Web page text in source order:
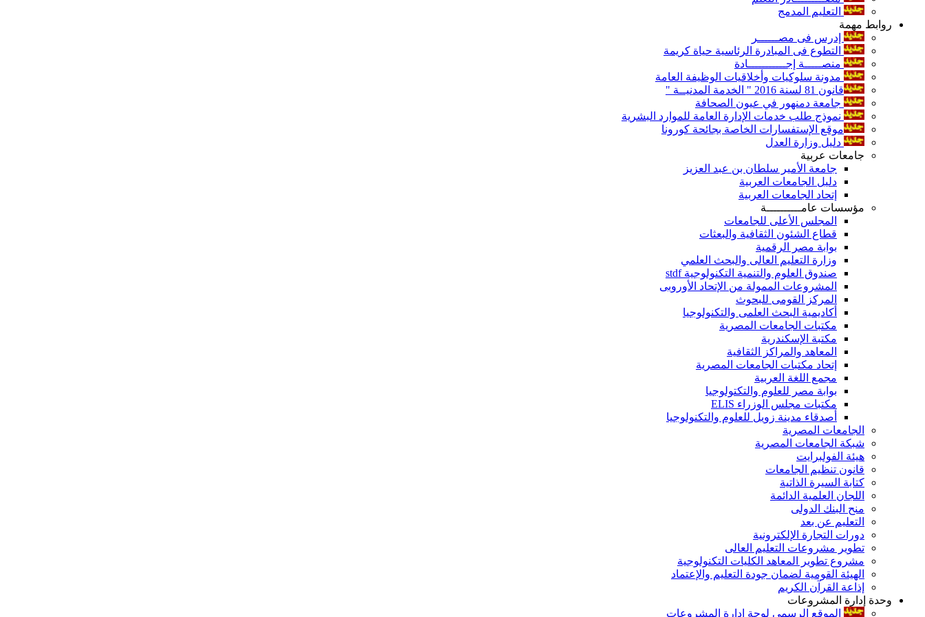
التعليم المدمج
روابط مهمة
إدرس فى مصــــــر
التطوع فى المبادرة الرئاسية حياة كريمة
منصـــــة إجـــــــــــادة
مدونة سلوكيات وأخلاقيات الوظيفة العامة
قانون 81 لسنة 2016 " الخدمة المدنيــة "
جامعة دمنهور في عيون الصحافة
نموذج طلب خدمات الإدارة العامة للموارد البشرية
موقع الإستفسارات الخاصة بجائحة كورونا
دليل وزارة العدل
جامعات عربية
جامعة الأمير سلطان بن عبد العزيز
دليل الجامعات العربية
إتحاد الجامعات العربية
مؤسسات عامــــــــــة
المجلس الأعلى للجامعات
قطاع الشئون الثقافية والبعثات
بوابة مصر الرقمية
وزارة التعليم العالى والبحث العلمي
صندوق العلوم والتنمية التكنولوجية stdf
المشروعات الممولة من الإتحاد الأوروبى
المركز القومى للبحوث
أكاديمية البحث العلمى والتكنولوجيا
مكتبات الجامعات المصرية
مكتبة الإسكندرية
المعاهد والمراكز الثقافية
إتحاد مكتبات الجامعات المصرية
مجمع اللغة العربية
بوابة مصر للعلوم والتكتولوجيا
مكتبات مجلس الوزراء ELIS
أصدقاء مدينة زويل للعلوم والتكنولوجيا
الجامعات المصرية
شبكة الجامعات المصرية
هيئة الفولبرايت
قانون تنظيم الجامعات
كتابة السيرة الذاتية
اللجان العلمية الدائمة
منح البنك الدولى
التعليم عن بعد
دورات التجارة الإلكترونية
تطوير مشروعات التعليم العالى
مشروع تطوير المعاهد الكليات التكنولوجية
الهيئة القومية لضمان جودة التعليم والإعتماد
إذاعة القرآن الكريم
وحدة إدارة المشروعات
الموقع الرسمى لوحة إدارة المشروعات